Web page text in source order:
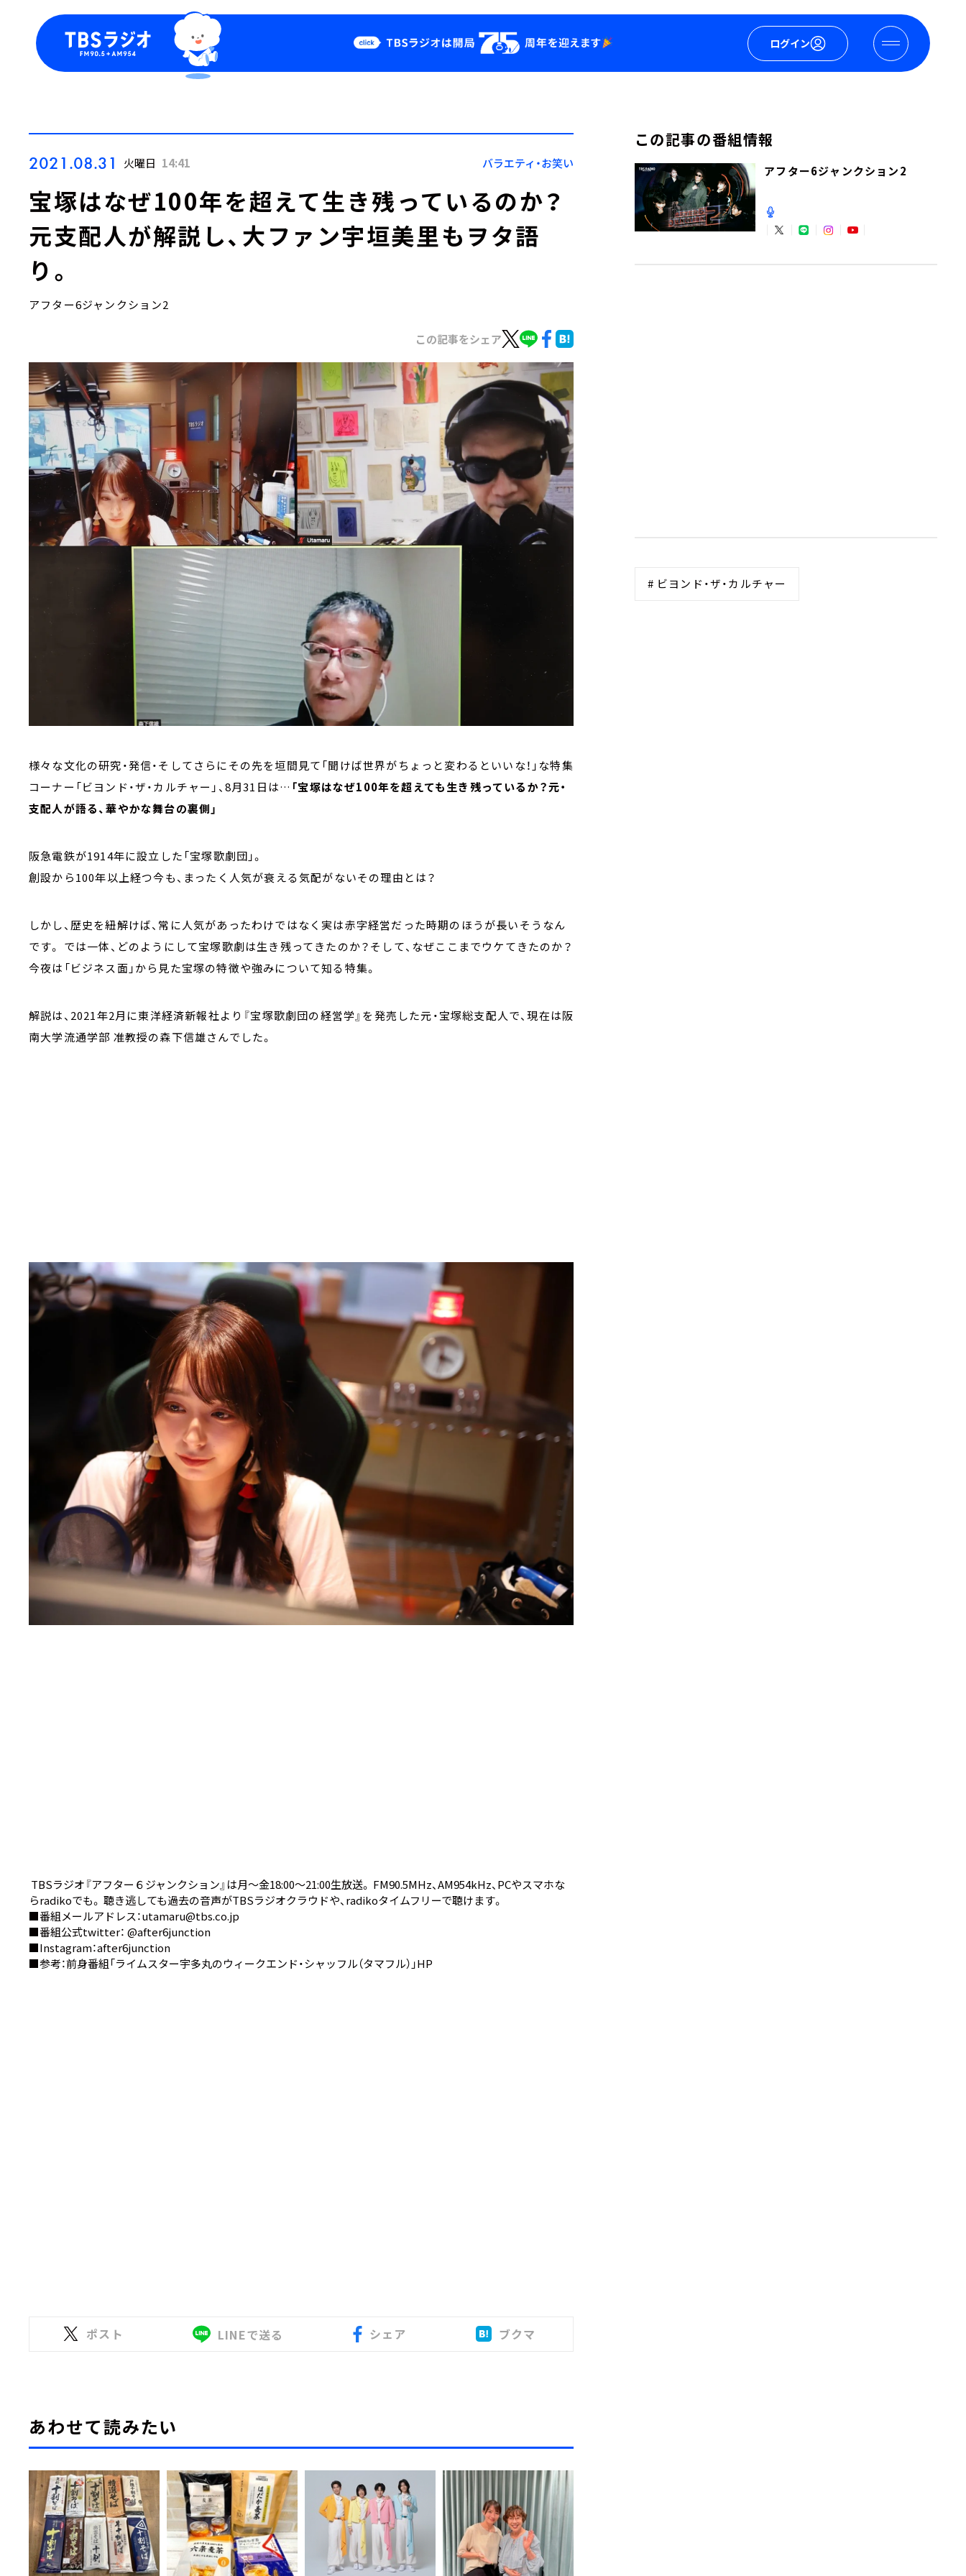
ログイン
Podcast
YouTube
会社情報
2021.08.31 火曜日 14:41 バラエティ・お笑い
宝塚はなぜ100年を超えて生き残っているのか？
元支配人が解説し、大ファン宇垣美里もヲタ語
り。
アフター6ジャンクション2
この記事をシェア
様々な文化の研究・発信・そしてさらにその先を垣間見て「聞けば世界がちょっと変わるといいな！」な特集
コーナー「ビヨンド・ザ・カルチャー」、8月31日は… 「宝塚はなぜ100年を超えても生き残っているか？元・
支配人が語る、華やかな舞台の裏側」
阪急電鉄が1914年に設立した「宝塚歌劇団」。
創設から100年以上経つ今も、まったく人気が衰える気配がないその理由とは？
しかし、歴史を紐解けば、常に人気があったわけではなく実は赤字経営だった時期のほうが長いそうなん
です。 では一体、どのようにして宝塚歌劇は生き残ってきたのか？そして、なぜここまでウケてきたのか？
今夜は「ビジネス面」から見た宝塚の特徴や強みについて知る特集。
解説は、2021年2月に東洋経済新報社より『宝塚歌劇団の経営学』を発売した元・宝塚総支配人で、現在は阪
南大学流通学部 准教授の森下信雄さんでした。
TBSラジオ『アフター６ジャンクション』は月～金18:00～21:00生放送。 FM90.5MHz、AM954kHz、PCやスマホな
らradikoでも。 聴き逃しても過去の音声がTBSラジオクラウドや、radikoタイムフリーで聴けます。
■番組メールアドレス：utamaru@tbs.co.jp
■番組公式twitter： @after6junction
■Instagram：after6junction
■参考：前身番組「ライムスター宇多丸のウィークエンド・シャッフル（タマフル）」HP
ポスト LINEで送る シェア ブクマ
あわせて読みたい
この記事の番組情報
アフター6ジャンクション2
# ビヨンド・ザ・カルチャー